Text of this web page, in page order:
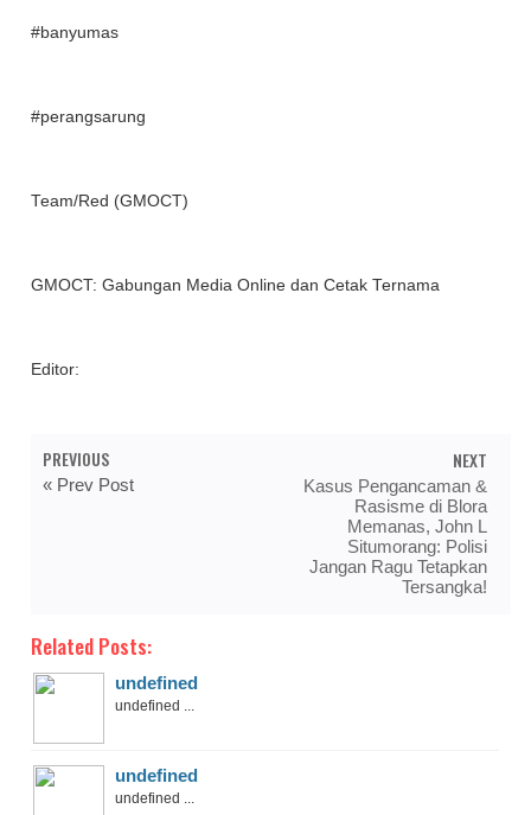
#banyumas
#perangsarung
Team/Red (GMOCT)
GMOCT: Gabungan Media Online dan Cetak Ternama
Editor:
PREVIOUS
« Prev Post
NEXT
Kasus Pengancaman &
Rasisme di Blora
Memanas, John L
Situmorang: Polisi
Jangan Ragu Tetapkan
Tersangka!
Related Posts:
undefined
undefined ...
undefined
undefined ...